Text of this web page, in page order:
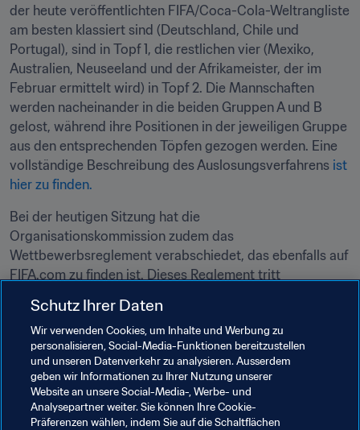
der heute veröffentlichten FIFA/Coca-Cola-Weltrangliste
am besten klassiert sind (Deutschland, Chile und
Portugal), sind in Topf 1, die restlichen vier (Mexiko,
Australien, Neuseeland und der Afrikameister, der im
Februar ermittelt wird) in Topf 2. Die Mannschaften
werden nacheinander in die beiden Gruppen A und B
gelost, während ihre Positionen in der jeweiligen Gruppe
aus den entsprechenden Töpfen gezogen werden. Eine
vollständige Beschreibung des Auslosungsverfahrens ist
hier zu finden.
Bei der heutigen Sitzung hat die
Organisationskommission zudem das
Wettbewerbsreglement verabschiedet, das ebenfalls auf
FIFA.com zu finden ist. Dieses Reglement tritt
10. Januar 2017 mit sofortiger Wirkung in Kraft.
Verwandte Dokumente
Verwandte Themen
Schutz Ihrer Daten
Wir verwenden Cookies, um Inhalte und Werbung zu
personalisieren, Social-Media-Funktionen bereitzustellen
und unseren Datenverkehr zu analysieren. Ausserdem
geben wir Informationen zu Ihrer Nutzung unserer
Website an unsere Social-Media-, Werbe- und
Analysepartner weiter. Sie können Ihre Cookie-
Präferenzen wählen, indem Sie auf die Schaltflächen